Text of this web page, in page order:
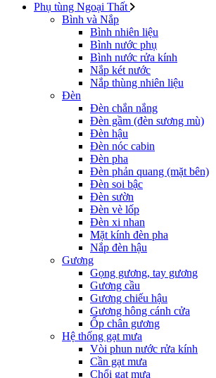
Phụ tùng Ngoại Thất
Bình và Nắp
Bình nhiên liệu
Bình nước phụ
Bình nước rửa kính
Nắp két nước
Nắp thùng nhiên liệu
Đèn
Đèn chắn nắng
Đèn gầm (đèn sương mù)
Đèn hậu
Đèn nóc cabin
Đèn pha
Đèn phản quang (mặt bên)
Đèn soi bậc
Đèn sườn
Đèn vè lốp
Đèn xi nhan
Mặt kính đèn pha
Nắp đèn hậu
Gương
Gọng gương, tay gương
Gương cầu
Gương chiếu hậu
Gương hông cánh cửa
Ốp chân gương
Hệ thống gạt mưa
Vòi phun nước rửa kính
Cần gạt mưa
Chổi gạt mưa